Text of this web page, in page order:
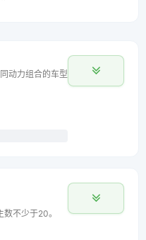
动力组合的车型
不少于20。